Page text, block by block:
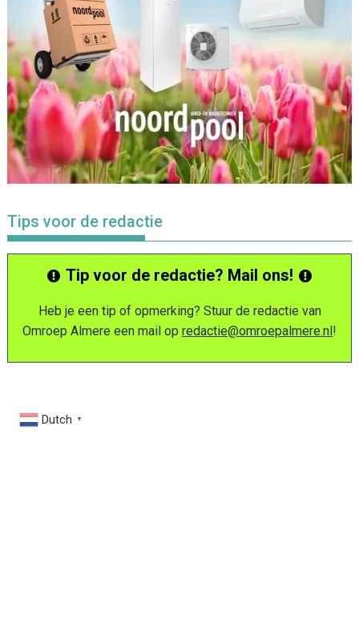
Tips voor de redactie
Tip voor de redactie? Mail ons!
Heb je een tip of opmerking? Stuur de redactie van
Omroep Almere een mail op redactie@omroepalmere.nl!
Dutch ▼